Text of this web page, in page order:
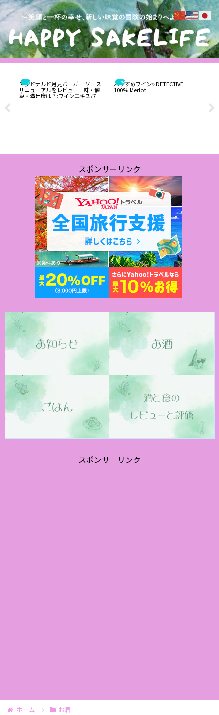
ワインエキスパート・料理人の試食と試飲のレポート
マクドナルド月見バーガー ソース
リニューアルをレビュー｜味・値
段・満足度は？:ワインエキスパー
お酒
おすすめワイン✨DETECTIVE
100% Merlot
スポンサーリンク
スポンサーリンク
ホーム お酒